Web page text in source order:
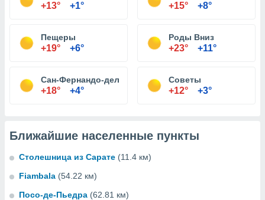
+13° +1° +15° +8°
Пещеры
+19° +6°
Роды Вниз
+23° +11°
Сан-Фернандо-дель-Валье-де-Катамарка
+18° +4°
Советы
+12° +3°
Ближайшие населенные пункты
Столешница из Сарате (11.4 км)
Fiambala (54.22 км)
Посо-де-Пьедра (62.81 км)